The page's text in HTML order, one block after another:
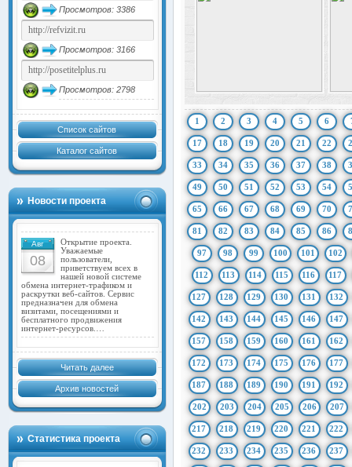
Просмотров: 3386
Просмотров: 3166
Просмотров: 2798
Список сайтов
Каталог сайтов
Новости проекта
Авг
08
Открытие проекта.
Уважаемые
пользователи,
приветствуем всех в
нашей новой системе
обмена интернет-трафиком и
раскрутки веб-сайтов. Сервис
предназначен для обмена
визитами, посещениями и
бесплатного продвижения
интернет-ресурсов.…
Читать далее
Архив новостей
Статистика проекта
1 2 3 4 5 6
17 18 19 20 21 22
33 34 35 36 37 38
49 50 51 52 53 54
65 66 67 68 69 70
81 82 83 84 85 86
97 98 99 100 101 102
112 113 114 115 116 117
127 128 129 130 131 132
142 143 144 145 146 147
157 158 159 160 161 162
172 173 174 175 176 177
187 188 189 190 191 192
202 203 204 205 206 207
217 218 219 220 221 222
232 233 234 235 236 237